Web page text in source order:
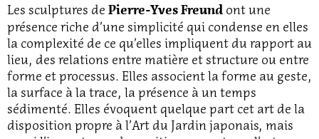
Les sculptures de Pierre-Yves Freund ont une
présence riche d’une simplicité qui condense en elles
la complexité de ce qu’elles impliquent du rapport au
lieu, des relations entre matière et structure ou entre
forme et processus. Elles associent la forme au geste,
la surface à la trace, la présence à un temps
sédimenté. Elles évoquent quelque part cet art de la
disposition propre à l’Art du Jardin japonais, mais